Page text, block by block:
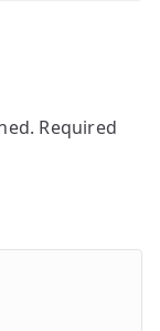
Required